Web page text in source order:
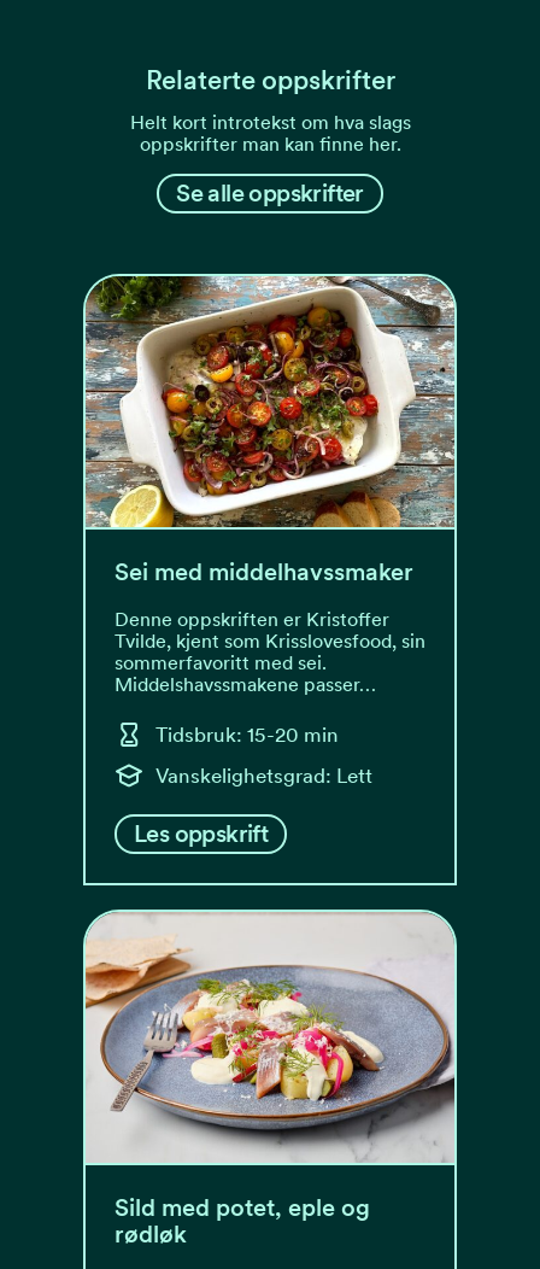
Relaterte oppskrifter
Helt kort introtekst om hva slags
oppskrifter man kan finne her.
Se alle oppskrifter
Sei med middelhavssmaker
Denne oppskriften er Kristoffer
Tvilde, kjent som Krisslovesfood, sin
sommerfavoritt med sei.
Middelshavssmakene passer…
Tidsbruk: 15-20 min
Vanskelighetsgrad: Lett
Les oppskrift
Sild med potet, eple og
rødløk